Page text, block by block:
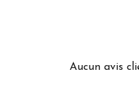
Aucun avis